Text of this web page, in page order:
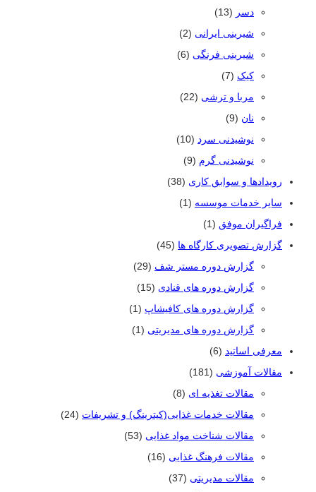
دسر (13)
شیرینی ایرانی (2)
شیرینی فرنگی (6)
کیک (7)
مربا و ترشی (22)
نان (9)
نوشیدنی سرد (10)
نوشیدنی گرم (9)
رویدادها و سوابق کاری (38)
سایر خدمات موسسه (1)
فراگیران موفق (1)
گزارش تصویری کارگاه ها (45)
گزارش دوره مستر شف (29)
گزارش دوره های قنادی (15)
گزارش دوره های کافیشاپ (1)
گزارش دوره های مدیریتی (1)
معرفی اساتید (6)
مقالات آموزشی (181)
مقالات تغذیه ای (8)
مقالات خدمات غذایی(کیترینگ) و تشریفات (24)
مقالات شناخت مواد غذایی (53)
مقالات فرهنگ غذایی (16)
مقالات مدیریتی (37)